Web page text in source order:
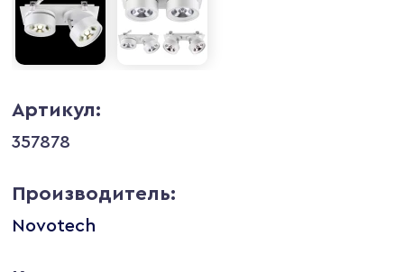
Артикул:
357878
Производитель:
Novotech